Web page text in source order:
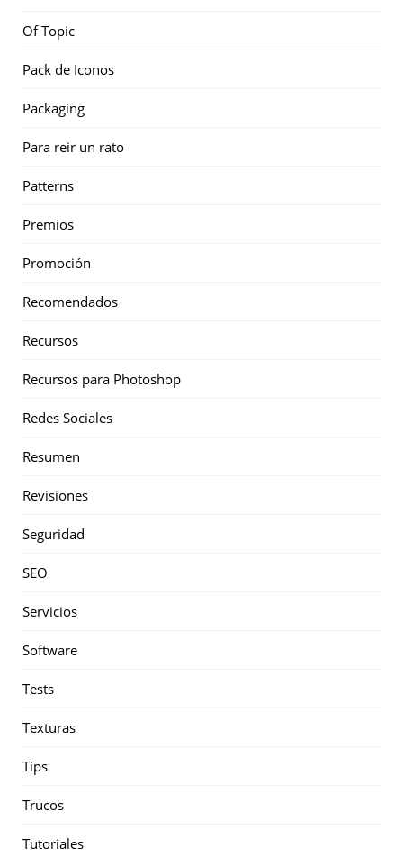
Of Topic
Pack de Iconos
Packaging
Para reir un rato
Patterns
Premios
Promoción
Recomendados
Recursos
Recursos para Photoshop
Redes Sociales
Resumen
Revisiones
Seguridad
SEO
Servicios
Software
Tests
Texturas
Tips
Trucos
Tutoriales